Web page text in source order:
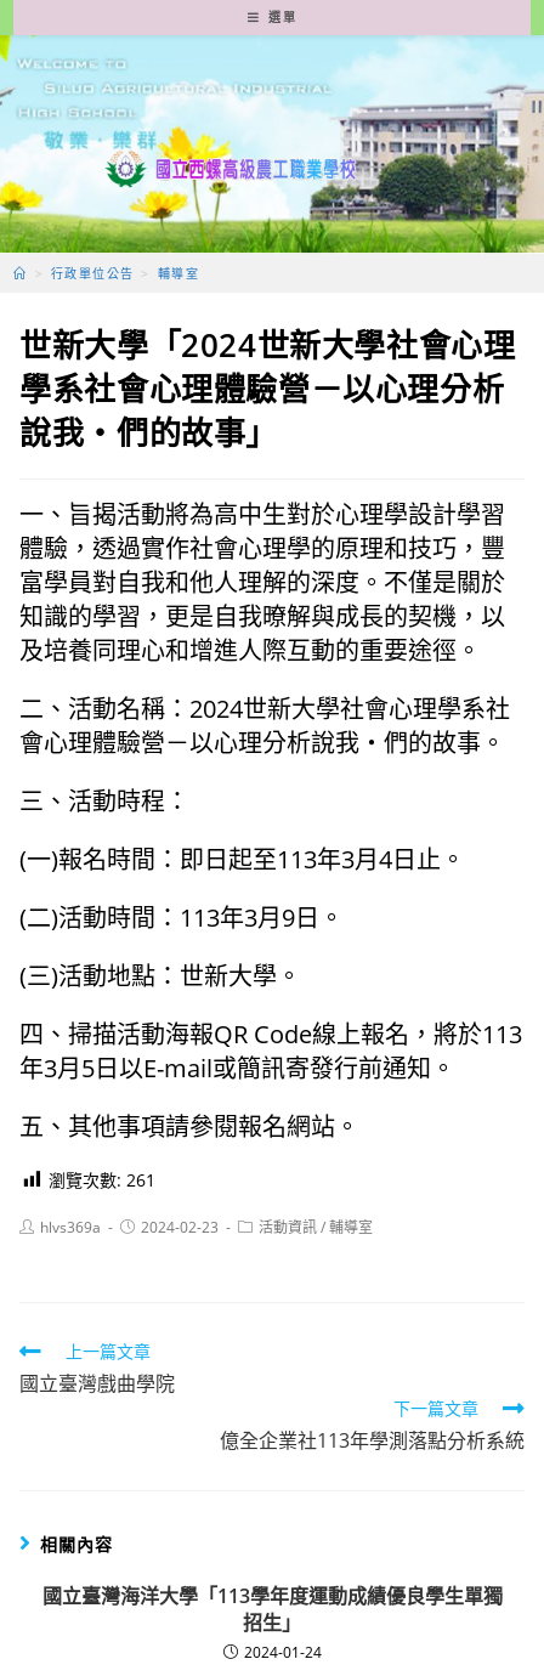
轉
至
要
容
選單
> 行政單位公告 > 輔導室
世新大學「2024世新大學社會心理
學系社會心理體驗營－以心理分析
說我‧們的故事」
一、旨揭活動將為高中生對於心理學設計學習
體驗，透過實作社會心理學的原理和技巧，豐
富學員對自我和他人理解的深度。不僅是關於
知識的學習，更是自我暸解與成長的契機，以
及培養同理心和增進人際互動的重要途徑。
二、活動名稱：2024世新大學社會心理學系社
會心理體驗營－以心理分析說我‧們的故事。
三、活動時程：
(一)報名時間：即日起至113年3月4日止。
(二)活動時間：113年3月9日。
(三)活動地點：世新大學。
四、掃描活動海報QR Code線上報名，將於113
年3月5日以E-mail或簡訊寄發行前通知。
五、其他事項請參閱報名網站。
瀏覽次數: 261
Posthlvs369a
Post2024-02-23
Post活動資訊/輔導室
Read
more
上一篇文章
國立臺灣戲曲學院
下一篇文章
億全企業社113年學測落點分析系統
相關內容
國立臺灣海洋大學「113學年度運動成績優良學生單獨
招生」
2024-01-24